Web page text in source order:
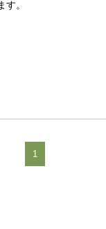
。
1